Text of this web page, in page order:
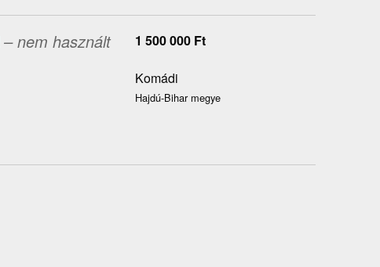
– nem használt 1 500 000 Ft
Komádi
Hajdú-Bihar megye